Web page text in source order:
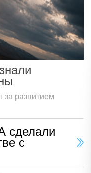
развитием
сделали
с